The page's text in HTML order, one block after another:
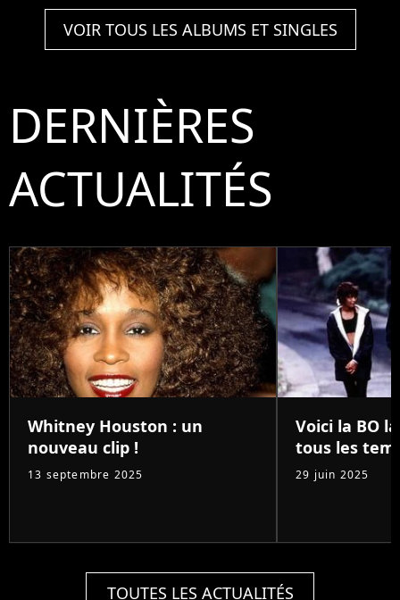
The Voice Of
An Angel
VOIR TOUS LES ALBUMS ET SINGLES
DERNIÈRES
ACTUALITÉS
Whitney Houston : un
nouveau clip !
13 septembre 2025
Voici la BO
tous les
29 juin 2025
TOUTES LES ACTUALITÉS